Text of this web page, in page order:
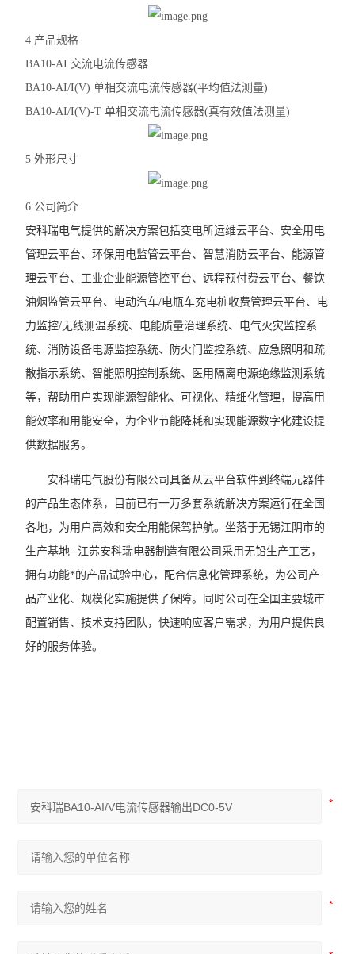
4 产品规格
BA10-AI 交流电流传感器
BA10-AI/I(V) 单相交流电流传感器(平均值法测量)
BA10-AI/I(V)-T 单相交流电流传感器(真有效值法测量)
5 外形尺寸
6 公司简介
安科瑞电气提供的解决方案包括变电所运维云平台、安全用电
管理云平台、环保用电监管云平台、智慧消防云平台、能源管
理云平台、工业企业能源管控平台、远程预付费云平台、餐饮
油烟监管云平台、电动汽车/电瓶车充电桩收费管理云平台、电
力监控/无线测温系统、电能质量治理系统、电气火灾监控系
统、消防设备电源监控系统、防火门监控系统、应急照明和疏
散指示系统、智能照明控制系统、医用隔离电源绝缘监测系统
等，帮助用户实现能源智能化、可视化、精细化管理，提高用
能效率和用能安全，为企业节能降耗和实现能源数字化建设提
供数据服务。
安科瑞电气股份有限公司具备从云平台软件到终端元器件
的产品生态体系，目前已有一万多套系统解决方案运行在全国
各地，为用户高效和安全用能保驾护航。坐落于无锡江阴市的
生产基地--江苏安科瑞电器制造有限公司采用无铅生产工艺，
拥有功能*的产品试验中心，配合信息化管理系统，为公司产
品产业化、规模化实施提供了保障。同时公司在全国主要城市
配置销售、技术支持团队，快速响应客户需求，为用户提供良
好的服务体验。